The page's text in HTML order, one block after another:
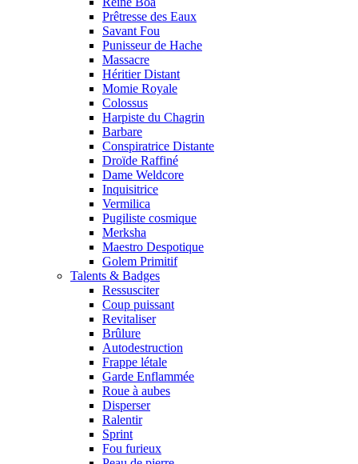
Prêtresse des Eaux
Savant Fou
Punisseur de Hache
Massacre
Héritier Distant
Momie Royale
Colossus
Harpiste du Chagrin
Barbare
Conspiratrice Distante
Droïde Raffiné
Dame Weldcore
Inquisitrice
Vermilica
Pugiliste cosmique
Merksha
Maestro Despotique
Golem Primitif
Talents & Badges
Ressusciter
Coup puissant
Revitaliser
Brûlure
Autodestruction
Frappe létale
Garde Enflammée
Roue à aubes
Disperser
Ralentir
Sprint
Fou furieux